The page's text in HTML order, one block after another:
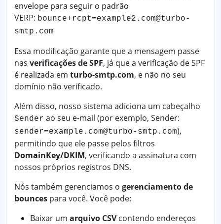
envelope para seguir o padrão
VERP: bounce+rcpt=example2.com@turbo-
smtp.com
Essa modificação garante que a mensagem passe
nas verificações de SPF, já que a verificação de SPF
é realizada em turbo-smtp.com, e não no seu
domínio não verificado.
Além disso, nosso sistema adiciona um cabeçalho
Sender ao seu e-mail (por exemplo, Sender:
sender=example.com@turbo-smtp.com),
permitindo que ele passe pelos filtros
DomainKey/DKIM, verificando a assinatura com
nossos próprios registros DNS.
Nós também gerenciamos o gerenciamento de
bounces para você. Você pode:
Baixar um arquivo CSVcontendo endereços